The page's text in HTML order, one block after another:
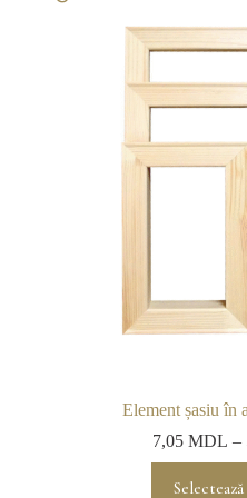
Element șasiu în
7,05MDL –